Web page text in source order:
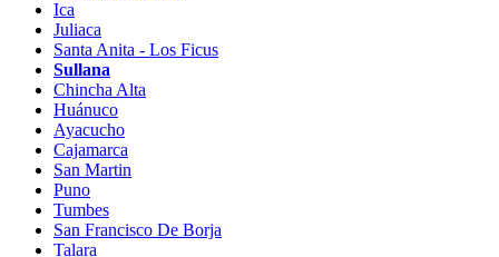
Ica
Juliaca
Santa Anita - Los Ficus
Sullana
Chincha Alta
Huánuco
Ayacucho
Cajamarca
San Martin
Puno
Tumbes
San Francisco De Borja
Talara